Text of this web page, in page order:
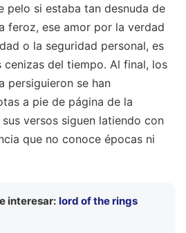
pelo si estaba tan desnuda de
feroz, ese amor por la verdad
o la seguridad personal, es
cenizas del tiempo. Al final, los
persiguieron se han
a pie de página de la
versos siguen latiendo con
que no conoce épocas ni
interesar: lord of the rings